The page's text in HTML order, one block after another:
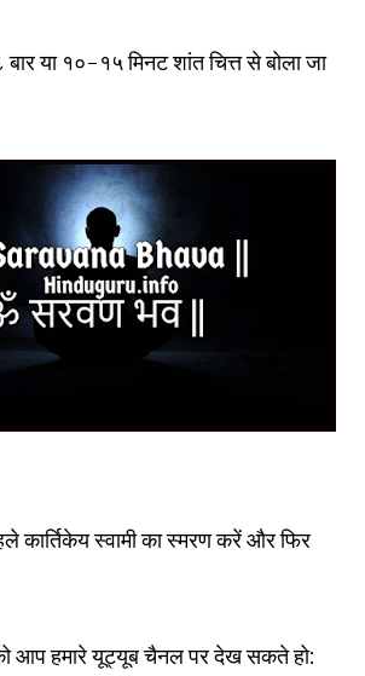
या १०-१५ मिनट शांत चित्त से बोला जा
कार्तिकेय स्वामी का स्मरण करें और फिर
आप हमारे यूट्यूब चैनल पर देख सकते हो: